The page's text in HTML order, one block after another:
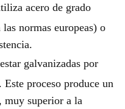
acero de grado
normas europeas) o
galvanizadas por
proceso produce un
muy superior a la